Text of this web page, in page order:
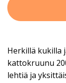
Herkillä kukilla
kattokruunu
lehtiä ja